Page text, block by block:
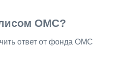
ОМС?
ответ от фонда ОМС